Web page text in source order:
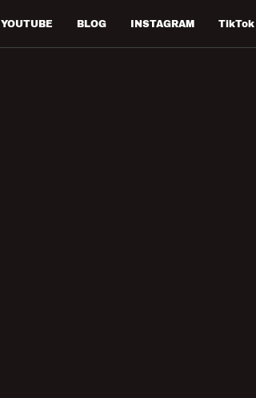
YOUTUBE BLOG INSTAGRAM TikTok